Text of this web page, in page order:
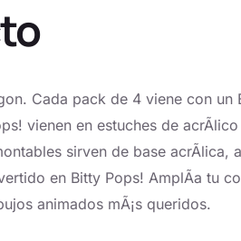
Cada pack de 4 viene con un
vienen en estuches de
sirven de base acrÃ­lica,
en Bitty Pops! AmplÃ­a tu
animados mÃ¡s queridos.